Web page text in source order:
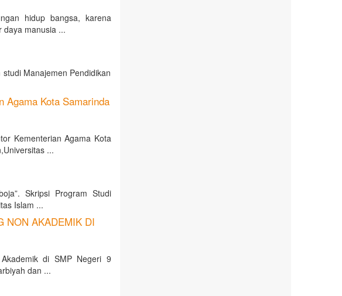
hidup bangsa, karena
daya manusia ...
Manajemen Pendidikan
Agama Kota Samarinda
Kementerian Agama Kota
...
Skripsi Program Studi
Islam ...
NON AKADEMIK DI
di SMP Negeri 9
dan ...